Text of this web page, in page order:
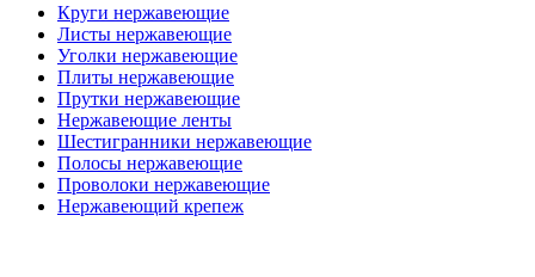
Круги нержавеющие
Листы нержавеющие
Уголки нержавеющие
Плиты нержавеющие
Прутки нержавеющие
Нержавеющие ленты
Шестигранники нержавеющие
Полосы нержавеющие
Проволоки нержавеющие
Нержавеющий крепеж